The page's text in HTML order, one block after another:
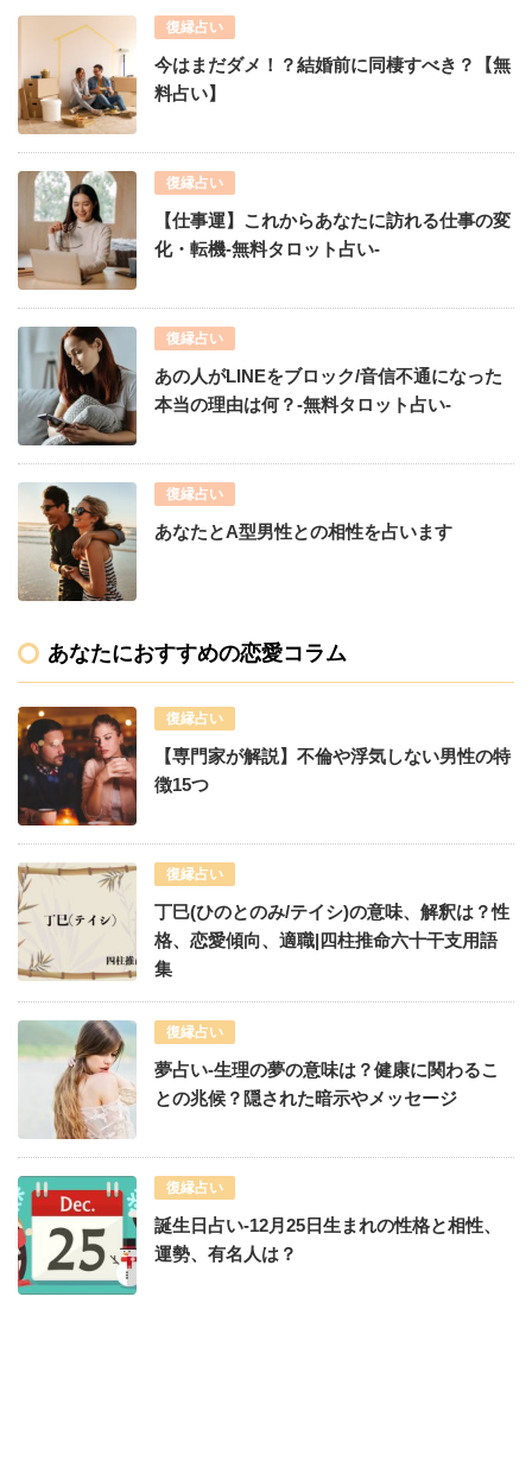
復縁占い
今はまだダメ！？結婚前に同棲すべき？【無
料占い】
復縁占い
【仕事運】これからあなたに訪れる仕事の変
化・転機-無料タロット占い-
復縁占い
あの人がLINEをブロック/音信不通になった
本当の理由は何？-無料タロット占い-
復縁占い
あなたとA型男性との相性を占います
あなたにおすすめの恋愛コラム
復縁占い
【専門家が解説】不倫や浮気しない男性の特
徴15つ
復縁占い
丁巳(ひのとのみ/テイシ)の意味、解釈は？性
格、恋愛傾向、適職|四柱推命六十干支用語
集
復縁占い
夢占い-生理の夢の意味は？健康に関わるこ
との兆候？隠された暗示やメッセージ
復縁占い
誕生日占い-12月25日生まれの性格と相性、
運勢、有名人は？